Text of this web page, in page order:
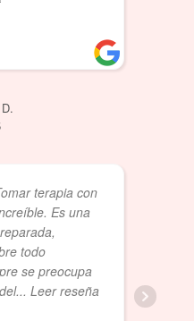
terapia con
Es una
todo
se preocupa
... Leer reseña